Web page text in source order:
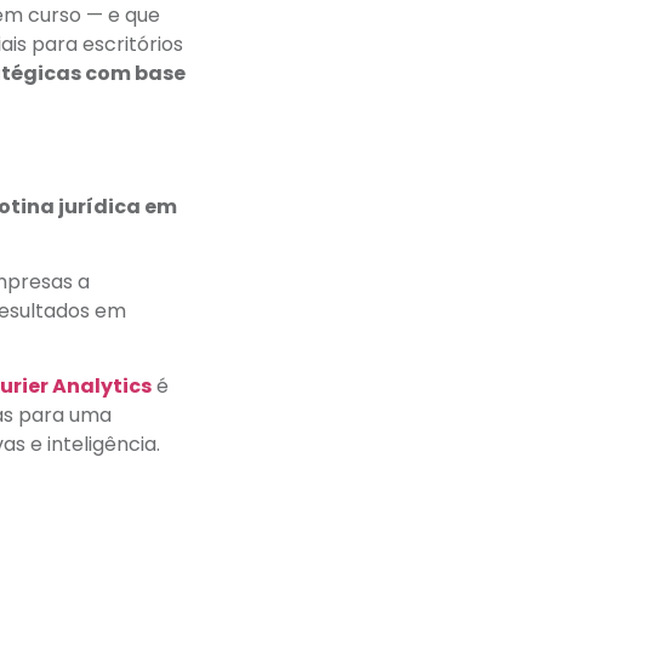
curso — e que
para escritórios
com base
jurídica em
a
em
Analyticsé
para uma
e inteligência.